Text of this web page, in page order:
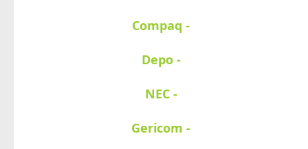
- Compaq
- Depo
- NEC
- Gericom